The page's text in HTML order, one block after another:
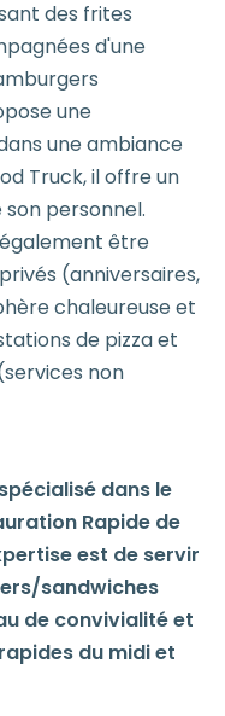
des frites
d'une
une
une ambiance
Truck, il offre un
personnel.
également être
(anniversaires,
chaleureuse et
de pizza et
non
dans le
Rapide de
est de servir
sandwiches
de convivialité et
du midi et